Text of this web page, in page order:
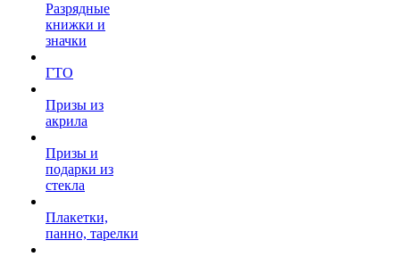
Разрядные
книжки и
значки
ГТО
Призы из
акрила
Призы и
подарки из
стекла
Плакетки,
панно, тарелки